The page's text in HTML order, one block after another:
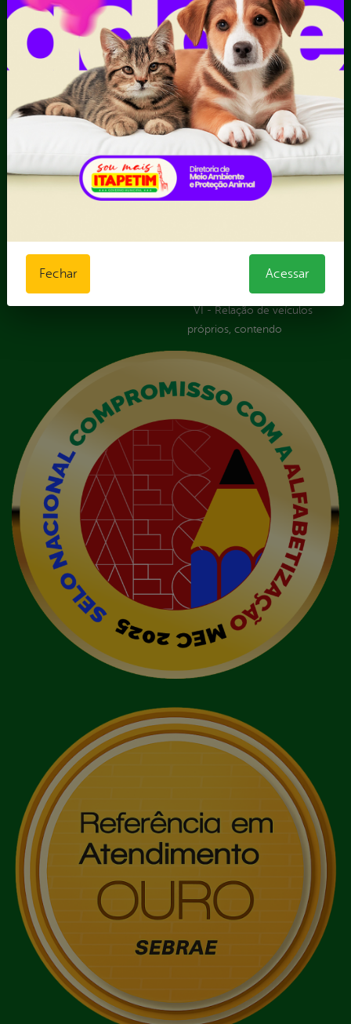
Competências da Ouvidoria
Dúvidas? Acesse o FAQ
Fazer uma Manifestação
Informações Importantes
Relatórios Anuais
Despesas
I - Anexo I - Ficha de
Registro de Fornecedor -
Forma Indireta
II - Anexo II - Ficha de
Registro de Fornecedor -
Forma direta
III - Anexo III - Planilha
Orçamentária das Rotas
IV - Rotas georreferenciadas
em execução
V - Boletins de medição,
notas fiscais e comprovantes
de pagamento
VI - Relação de veículos
próprios, contendo
Fechar Acessar